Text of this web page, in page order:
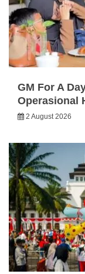
GM For A
Operasional
2 August 2026